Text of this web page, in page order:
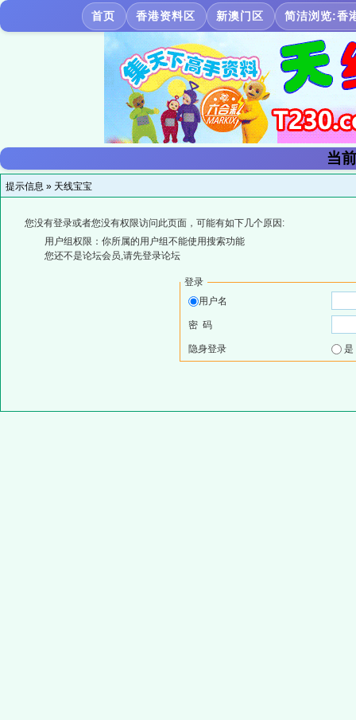
首页 香港资料区 新澳门区 简洁浏览:香
当
提示信息 » 天线宝宝
您没有登录或者您没有权限访问此页面，可能有如下几个原因:
用户组权限：你所属的用户组不能使用搜索功能
您还不是论坛会员,请先登录论坛
登录
用户名
密 码
隐身登录